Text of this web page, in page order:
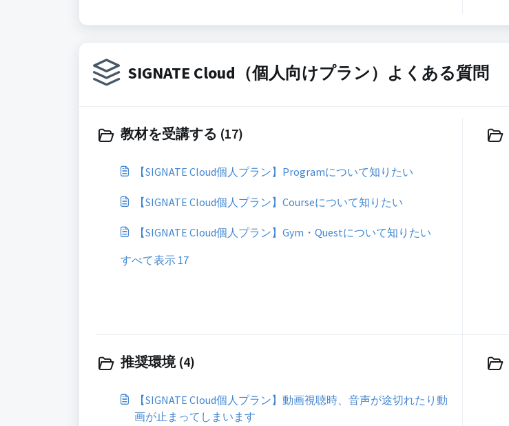
SIGNATE Cloud（個人向けプラン）よくある質問
教材を受講する (17)
【SIGNATE Cloud個人プラン】Programについて知りたい
【SIGNATE Cloud個人プラン】Courseについて知りたい
【SIGNATE Cloud個人プラン】Gym・Questについて知りたい
すべて表示 17
推奨環境 (4)
【SIGNATE Cloud個人プラン】動画視聴時、音声が途切れたり動
画が止まってしまいます